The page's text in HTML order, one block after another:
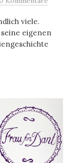
viele.
eigenen